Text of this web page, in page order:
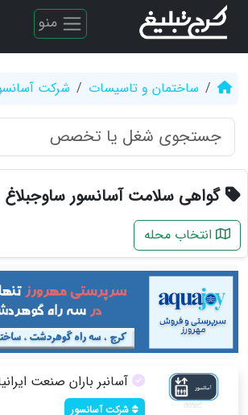
منو
ساختمان و تاسیسات شرکت
گواهی سلامت آسانسور ساوجبلاغ
انتخاب محله
آسانبر باران صنعت
شرکت آسانسور